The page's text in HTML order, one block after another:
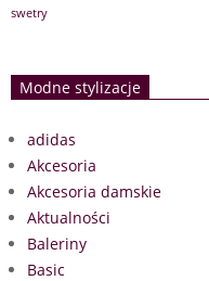
swetry
Modne stylizacje
adidas
Akcesoria
Akcesoria damskie
Aktualności
Baleriny
Basic